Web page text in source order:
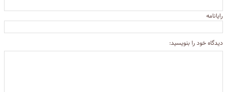
رایانامه
دیدگاه خود را بنویسید: